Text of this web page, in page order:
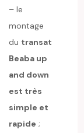
– le
montage
du transat
Beaba up
and down
est très
simple et
rapide ;